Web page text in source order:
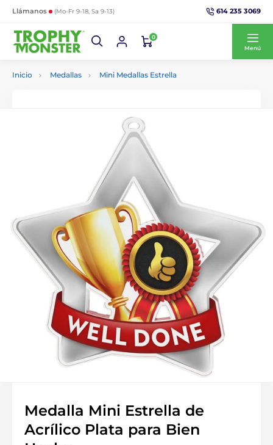
Llámanos (Mo-Fr 9-18, Sa 9-13) 614 235 3069
0
Menú
Inicio Medallas Mini Medallas Estrella
Medalla Mini Estrella de
Acrílico Plata para Bien